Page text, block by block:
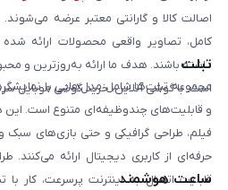
اصالت کالا و گارانتی معتبر عرضه
کامل، تصاویر واقعی محصولات ارائه شده
داشته باشند. هدف ما ارائه به‌روزترین و
است. با گوشی آنلاین، خرید گوشی موبایل
تبلت
مجموعه تبلت‌ها شامل مدل‌هایی با
و قابلیت‌های چندوظیفه‌ای متنوع است. این
فیلم، طراحی گرافیکی و حتی بازی‌های سبک و
حرفه‌ای از کاربری دیجیتال ارائه می‌کنند.
قابلیت اتصال به اینترنت پرسرعت، کار
ساعت هوشمند